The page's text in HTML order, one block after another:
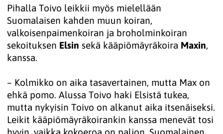
Pihalla Toivo leikkii myös mielellään
Suomalaisen kahden muun koiran,
valkoisenpaimenkoiran ja broholminkoiran
sekoituksen Elsin sekä kääpiömäyräkoira Maxin,
kanssa.
– Kolmikko on aika tasavertainen, mutta Max on
ehkä pomo. Alussa Toivo haki Elsistä tukea,
mutta nykyisin Toivo on alkanut aika itsenäiseksi.
Leikit kääpiömäyräkoirankin kanssa menevät tosi